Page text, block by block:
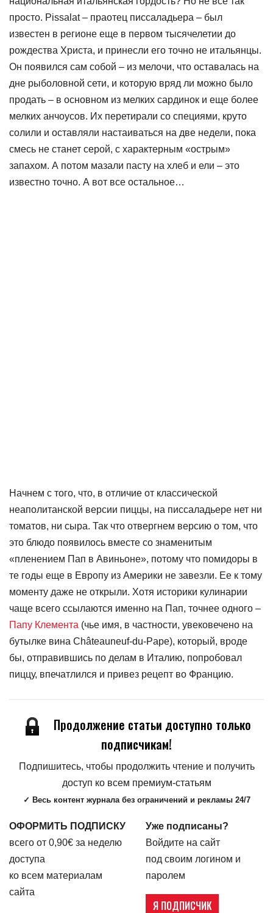
просто. Pissalat – праотец писсаладьера – был
известен в регионе еще в первом тысячелетии до
рождества Христа, и принесли его точно не итальянцы.
Он появился сам собой – из мелочи, что оставалась на
дне рыболовной сети, и которую вряд ли можно было
продать – в основном из мелких сардинок и еще более
мелких анчоусов. Их перетирали со специями, круто
солили и оставляли настаиваться на две недели, пока
смесь не станет серой, с характерным «острым»
запахом. А потом мазали пасту на хлеб и ели – это
известно точно. А вот все остальное…
Начнем с того, что, в отличие от классической
неаполитанской версии пиццы, на писсаладьере нет ни
томатов, ни сыра. Так что отвергнем версию о том, что
это блюдо появилось вместе со знаменитым
«пленением Пап в Авиньоне», потому что помидоры в
те годы еще в Европу из Америки не завезли. Ее к тому
моменту даже не открыли. Хотя историки кулинарии
чаще всего ссылаются именно на Пап, точнее одного –
Папу Клемента (чье имя, в частности, увековечено на
бутылке вина Châteauneuf-du-Pape), который, вроде
бы, отправившись по делам в Италию, попробовал
пиццу, впечатлился и привез рецепт во Францию.
Продолжение статьи доступно только
подписчикам!
Подпишитесь, чтобы продолжить чтение и получить
доступ ко всем премиум-статьям
✓ Весь контент журнала без ограничений и рекламы 24/7
ОФОРМИТЬ ПОДПИСКУ
всего от 0,90€ за неделю
доступа
ко всем материалам
сайта
Уже подписаны?
Войдите на сайт
под своим логином и
паролем
Я ПОДПИСЧИК